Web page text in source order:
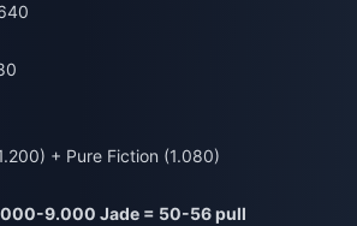
+ Pure Fiction (1.080)
9.000 Jade = 50-56 pull